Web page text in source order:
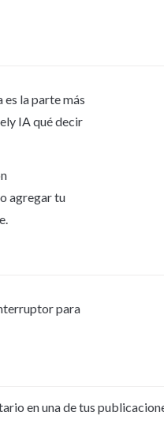
es la parte más
IA qué decir
agregar tu
para
en una de tus